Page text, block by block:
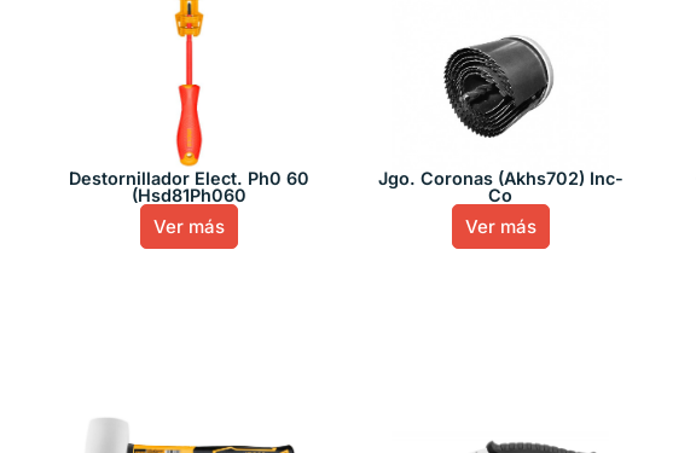
Destornillador Elect. Ph0 60
(Hsd81Ph060
Ver más
Jgo. Coronas (Akhs702) Inc-
Co
Ver más